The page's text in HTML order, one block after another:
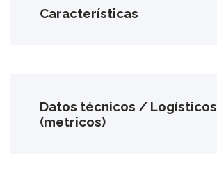
Características
Datos técnicos / Logísticos
(metricos)